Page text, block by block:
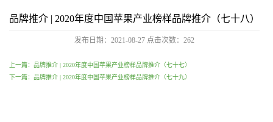
品牌推介 | 2020年度中国苹果产业榜样品牌推介（七十八）
发布日期：2021-08-27 点击次数： 262
上一篇：品牌推介 | 2020年度中国苹果产业榜样品牌推介（七十七）
下一篇：品牌推介 | 2020年度中国苹果产业榜样品牌推介（七十九）